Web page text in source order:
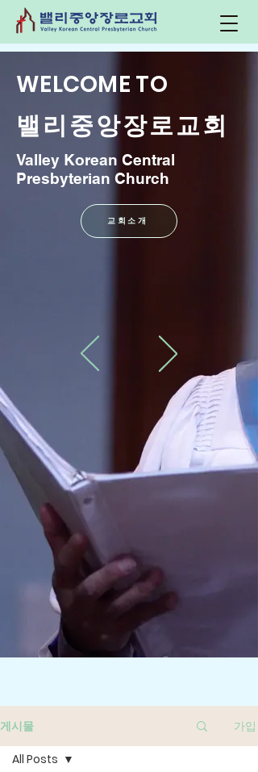
WELCOME TO
​밸리중앙장로교회
Valley Korean Central
Presbyterian Church
교회소개
게시물 가입
All Posts